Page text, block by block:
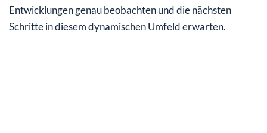
Entwicklungen genau beobachten und die nächsten
Schritte in diesem dynamischen Umfeld erwarten.